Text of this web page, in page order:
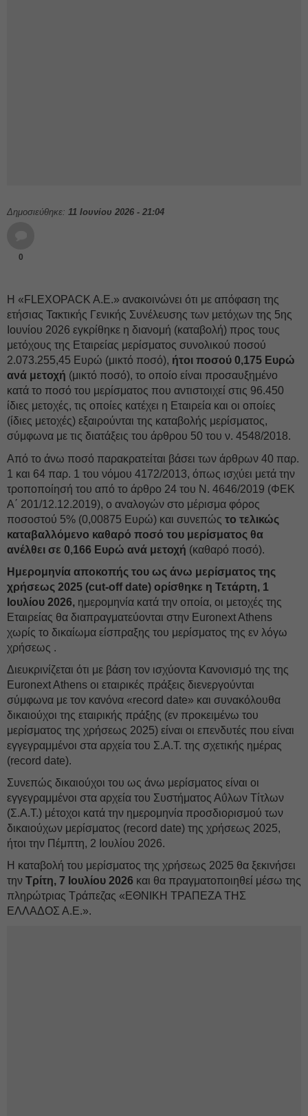
Δημοσιεύθηκε: 11 Ιουνίου 2026 - 21:04
0
Η «FLEXOPACK A.E.» ανακοινώνει ότι με απόφαση της
ετήσιας Τακτικής Γενικής Συνέλευσης των μετόχων της 5ης
Ιουνίου 2026 εγκρίθηκε η διανομή (καταβολή) προς τους
μετόχους της Εταιρείας μερίσματος συνολικού ποσού
2.073.255,45 Ευρώ (μικτό ποσό), ήτοι ποσού 0,175 Ευρώ
ανά μετοχή (μικτό ποσό), το οποίο είναι προσαυξημένο
κατά το ποσό του μερίσματος που αντιστοιχεί στις 96.450
ίδιες μετοχές, τις οποίες κατέχει η Εταιρεία και οι οποίες
(ίδιες μετοχές) εξαιρούνται της καταβολής μερίσματος,
σύμφωνα με τις διατάξεις του άρθρου 50 του ν. 4548/2018.
Από το άνω ποσό παρακρατείται βάσει των άρθρων 40 παρ.
1 και 64 παρ. 1 του νόμου 4172/2013, όπως ισχύει μετά την
τροποποίησή του από το άρθρο 24 του Ν. 4646/2019 (ΦΕΚ
Α΄ 201/12.12.2019), ο αναλογών στο μέρισμα φόρος
ποσοστού 5% (0,00875 Ευρώ) και συνεπώς το τελικώς
καταβαλλόμενο καθαρό ποσό του μερίσματος θα
ανέλθει σε 0,166 Ευρώ ανά μετοχή (καθαρό ποσό).
Ημερομηνία αποκοπής του ως άνω μερίσματος της
χρήσεως 2025 (cut-off date) ορίσθηκε η Τετάρτη, 1
Ιουλίου 2026, ημερομηνία κατά την οποία, οι μετοχές της
Εταιρείας θα διαπραγματεύονται στην Euronext Athens
χωρίς το δικαίωμα είσπραξης του μερίσματος της εν λόγω
χρήσεως .
Διευκρινίζεται ότι με βάση τον ισχύοντα Κανονισμό της της
Euronext Athens οι εταιρικές πράξεις διενεργούνται
σύμφωνα με τον κανόνα «record date» και συνακόλουθα
δικαιούχοι της εταιρικής πράξης (εν προκειμένω του
μερίσματος της χρήσεως 2025) είναι οι επενδυτές που είναι
εγγεγραμμένοι στα αρχεία του Σ.Α.Τ. της σχετικής ημέρας
(record date).
Συνεπώς δικαιούχοι του ως άνω μερίσματος είναι οι
εγγεγραμμένοι στα αρχεία του Συστήματος Αΰλων Τίτλων
(Σ.Α.Τ.) μέτοχοι κατά την ημερομηνία προσδιορισμού των
δικαιούχων μερίσματος (record date) της χρήσεως 2025,
ήτοι την Πέμπτη, 2 Ιουλίου 2026.
Η καταβολή του μερίσματος της χρήσεως 2025 θα ξεκινήσει
την Τρίτη, 7 Ιουλίου 2026 και θα πραγματοποιηθεί μέσω της
πληρώτριας Τράπεζας «ΕΘΝΙΚΗ ΤΡΑΠΕΖΑ ΤΗΣ
ΕΛΛΑΔΟΣ Α.Ε.».